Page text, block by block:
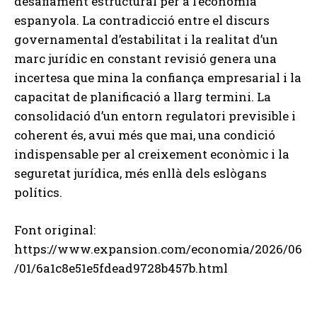
espanyola. La contradicció entre el discurs
governamental d’estabilitat i la realitat d’un
marc jurídic en constant revisió genera una
incertesa que mina la confiança empresarial i la
capacitat de planificació a llarg termini. La
consolidació d’un entorn regulatori previsible i
coherent és, avui més que mai, una condició
indispensable per al creixement econòmic i la
seguretat jurídica, més enllà dels eslògans
polítics.
Font original:
https://www.expansion.com/economia/2026/06
/01/6a1c8e51e5fdead9728b457b.html